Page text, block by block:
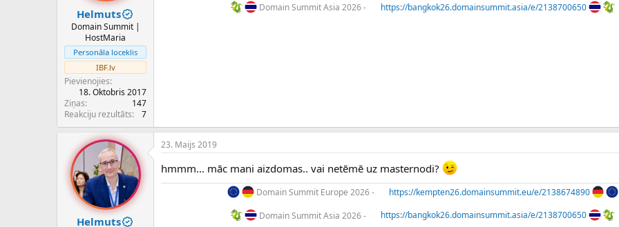
Helmuts
Domain Summit |
HostMaria
Personāla loceklis
IBF.lv
Pievienojies
18. Oktobris 2017
Ziņas
147
Reakciju rezultāts
7
Domain Summit Asia 2026 -
https://bangkok26.domainsummit.asia/e/2138700650
Helmuts
23. Maijs 2019
hmmm... māc mani aizdomas.. vai netēmē uz masternodi?
Domain Summit Europe 2026 -
https://kempten26.domainsummit.eu/e/2138674890
Domain Summit Asia 2026 -
https://bangkok26.domainsummit.asia/e/2138700650